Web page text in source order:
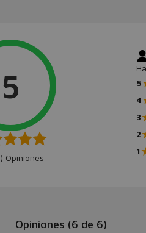
5
) Opiniones
5
4
3
2
1
Opiniones (6 de 6)